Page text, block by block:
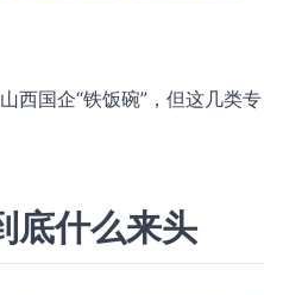
西国企“铁饭碗”，但这几类专
底什么来头